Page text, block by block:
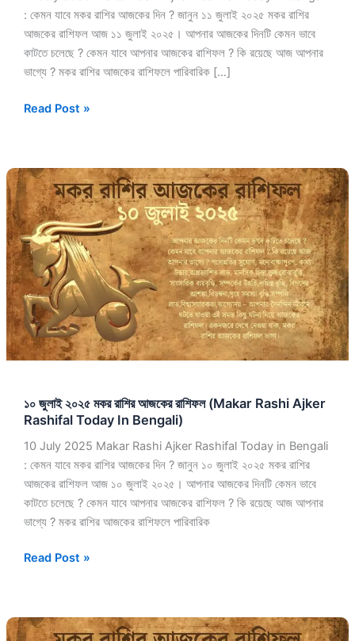
: কেমন যাবে মকর রাশির আজকের দিন ? জানুন ১১ জুলাই ২০২৫ মকর রাশির
আজকের রাশিফল আজ ১১ জুলাই ২০২৫। আপনার আজকের দিনটি কেমন ভাবে
কাটতে চলেছে ? কেমন যাবে আপনার আজকের রাশিফল ? কি রয়েছে আজ আপনার
ভাগ্যে ? মকর রাশির আজকের রাশিফলে পারিবারিক […]
Read Post »
১০ জুলাই ২০২৫ মকর রাশির আজকের রাশিফল (Makar Rashi Ajker
Rashifal Today In Bengali)
10 July 2025 Makar Rashi Ajker Rashifal Today in Bengali
: কেমন যাবে মকর রাশির আজকের দিন ? জানুন ১০ জুলাই ২০২৫ মকর রাশির
আজকের রাশিফল আজ ১০ জুলাই ২০২৫। আপনার আজকের দিনটি কেমন ভাবে
কাটতে চলেছে ? কেমন যাবে আপনার আজকের রাশিফল ? কি রয়েছে আজ আপনার
ভাগ্যে ? মকর রাশির আজকের রাশিফলে পারিবারিক
১০
জুলাই
২০২৫
মকর
রাশির
আজকের
রাশিফল
(Makar
Rashi
Ajker
In
Bengali)
Read Post »
৯